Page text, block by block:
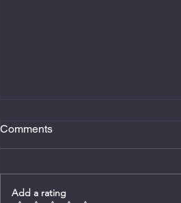
Comments
Add a rating